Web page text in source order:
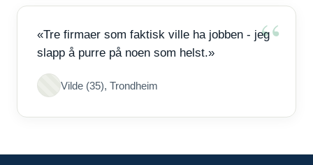
«Tre firmaer som faktisk ville ha jobben - jeg
slapp å purre på noen som helst.»
Vilde (35), Trondheim